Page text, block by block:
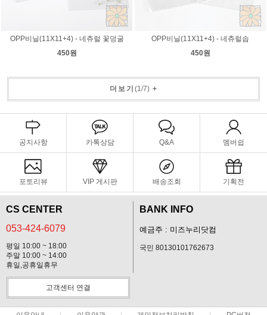
OPP비닐(11X11+4) - 네츄럴 꽃덩굴
450원
OPP비닐(11X11+4) - 네츄럴솝
450원
더보기 (1/7)+
공지사항 카톡상담 Q&A 멤버쉽
포토리뷰 VIP 게시판 배송조회 기획전
CS CENTER
053-424-6079
평일 10:00 ~ 18:00
주말 10:00 ~ 14:00
휴일,공휴일휴무
BANK INFO
예금주 : 미즈누리닷컴
국민 80130101762673
고객센터 연결